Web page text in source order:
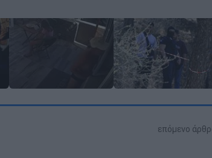
επόμενο